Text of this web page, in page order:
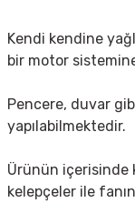
Kendi kendine
bir motor
Pencere, duvar
yapılabilmektedir.
Ürünün içerisinde
kelepçeler ile